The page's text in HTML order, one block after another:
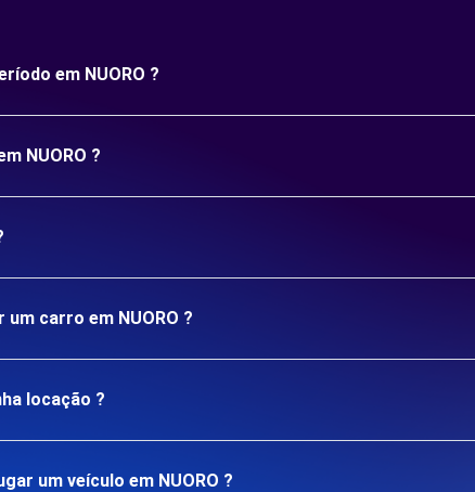
em NUORO ?
NUORO ?
carro em NUORO ?
locação ?
um veículo em NUORO ?